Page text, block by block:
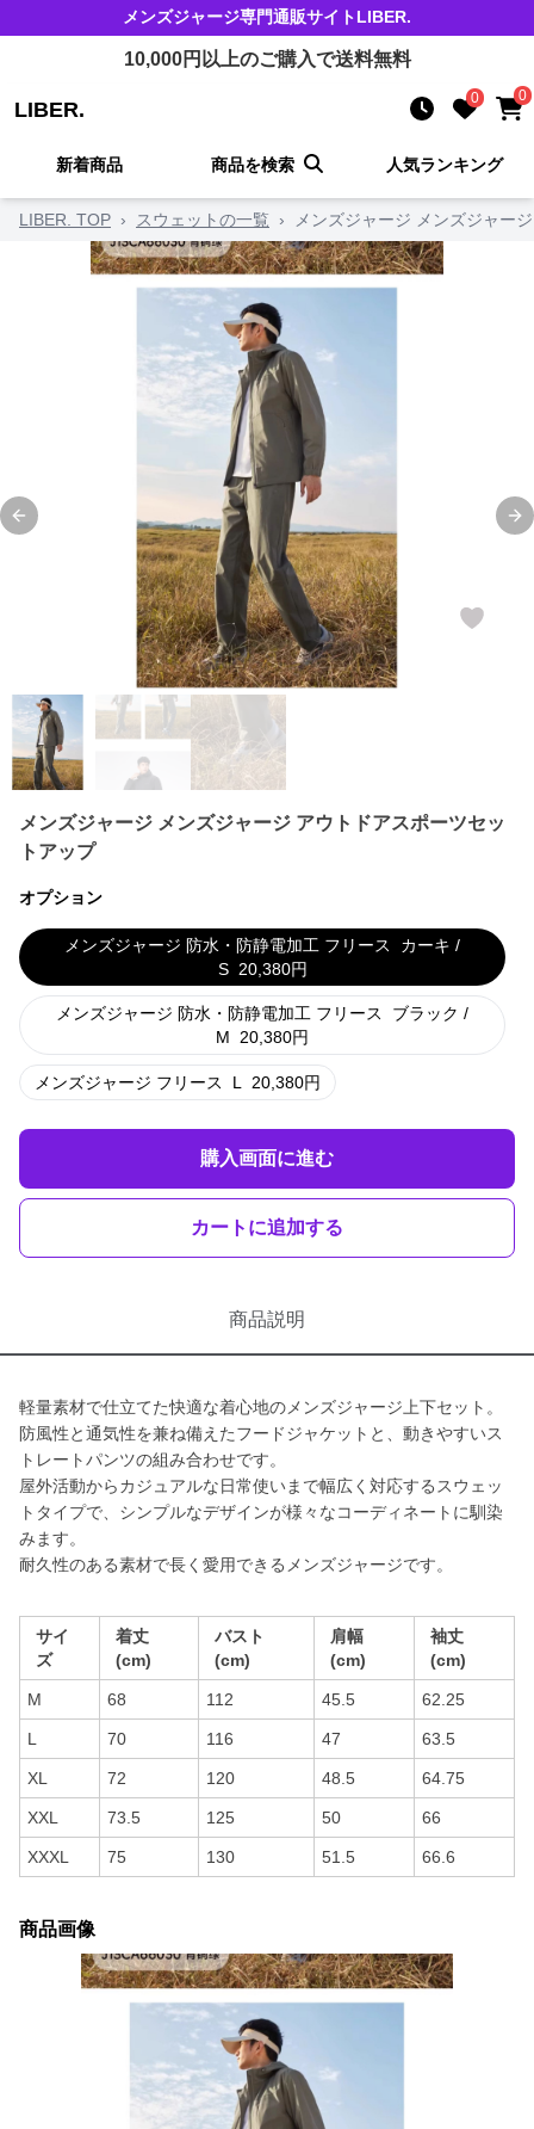
メンズジャージ専門通販サイトLIBER.
10,000円以上のご購入で送料無料
LIBER. 0 0
新着商品 商品を検索 人気ランキング
LIBER. TOP › スウェットの一覧 › メンズジャージ メンズジャー
Previous slide
メンズジャージ メンズジャージ アウトドアスポーツセッ
トアップ
オプション
メンズジャージ 防水・防静電加工 フリース
カーキ /
S 20,380円
メンズジャージ 防水・防静電加工 フリース
ブラック /
M
20,380円
メンズジャージ フリース L 20,380円
購入画面に進む
カートに追加する
商品説明
軽量素材で仕立てた快適な着心地のメンズジャージ上下セット。
防風性と通気性を兼ね備えたフードジャケットと、動きやすいス
トレートパンツの組み合わせです。
屋外活動からカジュアルな日常使いまで幅広く対応するスウェッ
トタイプで、シンプルなデザインが様々なコーディネートに馴染
みます。
耐久性のある素材で長く愛用できるメンズジャージです。
サイ
ズ
着丈
(cm)
バスト
(cm)
肩幅
(cm)
袖丈
(cm)
M 68 112 45.5 62.25
L 70 116 47 63.5
XL 72 120 48.5 64.75
XXL 73.5 125 50 66
XXXL 75 130 51.5 66.6
商品画像